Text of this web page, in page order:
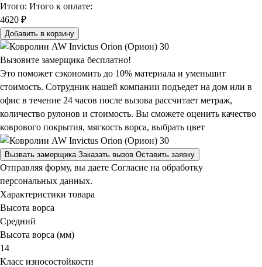
Итого: Итого к оплате:
4620 ₽
Добавить в корзину
Вызовите замерщика бесплатно!
Это поможет сэкономить до 10% материала и уменьшит
стоимость. Сотрудник нашей компании подъедет на дом или в
офис в течение 24 часов после вызова рассчитает метраж,
количество рулонов и стоимость. Вы сможете оценить качество
коврового покрытия, мягкость ворса, выбрать цвет
Вызвать замерщика Заказать вызов Оставить заявку
Отправляя форму, вы даете Согласие на обработку
персональных данных.
Характеристики товара
Высота ворса
Средний
Высота ворса (мм)
14
Класс износостойкости